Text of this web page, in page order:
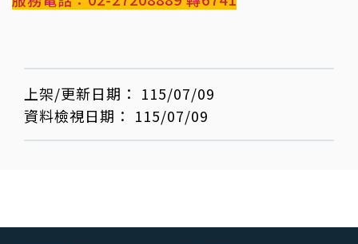
上架/更新日期： 115/07/09
資料檢視日期： 115/07/09